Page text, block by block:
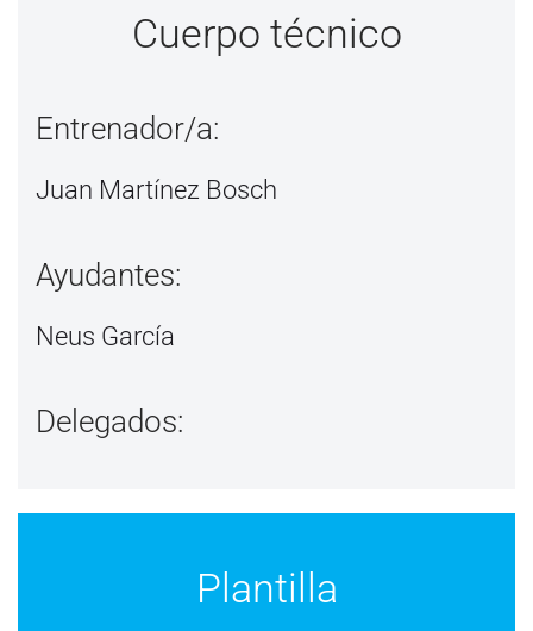
Cuerpo técnico
Entrenador/a:
Juan Martínez Bosch
Ayudantes:
Neus García
Delegados:
Plantilla